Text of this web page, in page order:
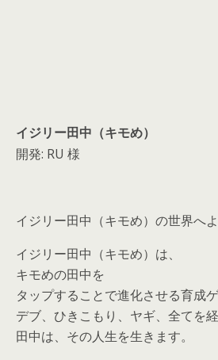
イジリー田中（キモめ）
開発: RU 様
イジリー田中（キモめ）の世界へよ
イジリー田中（キモめ）は、
キモめの田中を
タップすることで進化させる育成ゲ
デブ、ひきこもり、ヤギ、全てを
田中は、その人生を生きます。